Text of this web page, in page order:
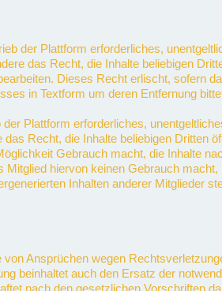
der Plattform erforderliches,
das Recht, die Inhalte beliebigen
Dieses Recht erlischt, sofern
in Textform um deren Entfernung
Plattform erforderliches,
Recht, die Inhalte beliebigen Dritten
Gebrauch macht, die Inhalte
hiervon keinen Gebrauch
Inhalten anderer Mitglieder
Ansprüchen wegen
beinhaltet auch den Ersatz der
nach den gesetzlichen Vorschriften